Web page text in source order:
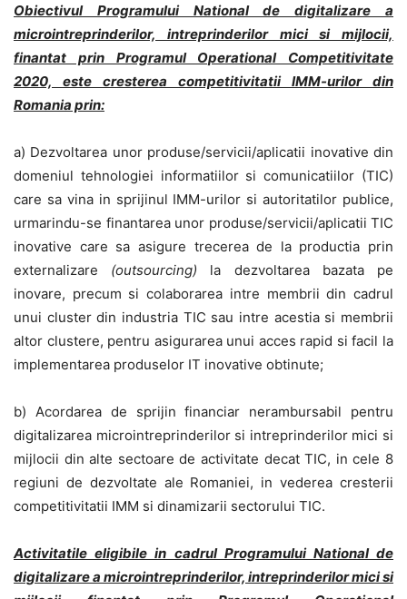
Obiectivul Programului National de digitalizare a
microintreprinderilor, intreprinderilor mici si mijlocii,
finantat prin Programul Operational Competitivitate
2020, este cresterea competitivitatii IMM-urilor din
Romania prin:
a) Dezvoltarea unor produse/servicii/aplicatii inovative din
domeniul tehnologiei informatiilor si comunicatiilor (TIC)
care sa vina in sprijinul IMM-urilor si autoritatilor publice,
urmarindu-se finantarea unor produse/servicii/aplicatii TIC
inovative care sa asigure trecerea de la productia prin
externalizare (outsourcing) la dezvoltarea bazata pe
inovare, precum si colaborarea intre membrii din cadrul
unui cluster din industria TIC sau intre acestia si membrii
altor clustere, pentru asigurarea unui acces rapid si facil la
implementarea produselor IT inovative obtinute;
b) Acordarea de sprijin financiar nerambursabil pentru
digitalizarea microintreprinderilor si intreprinderilor mici si
mijlocii din alte sectoare de activitate decat TIC, in cele 8
regiuni de dezvoltate ale Romaniei, in vederea cresterii
competitivitatii IMM si dinamizarii sectorului TIC.
Activitatile eligibile in cadrul Programului National de
digitalizare a microintreprinderilor, intreprinderilor mici si